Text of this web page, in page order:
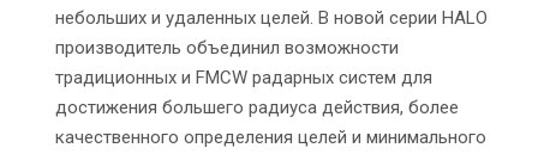
небольших и удаленных целей. В новой серии HALO
производитель объединил возможности
традиционных и FMCW радарных систем для
достижения большего радиуса действия, более
качественного определения целей и минимального